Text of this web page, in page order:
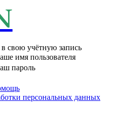
свою учётную запись
имя пользователя
пароль
персональных данных